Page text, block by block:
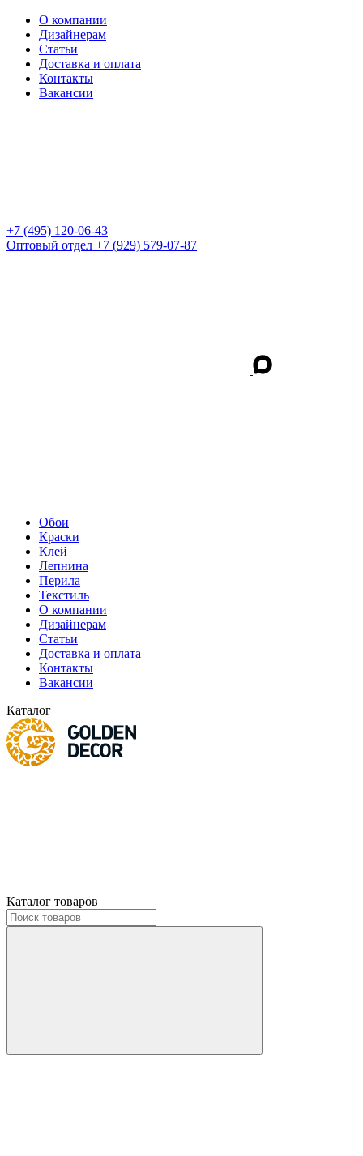
О компании
Дизайнерам
Статьи
Доставка и оплата
Контакты
Вакансии
+7 (495) 120-06-43
Оптовый отдел +7 (929) 579-07-87
Обои
Краски
Клей
Лепнина
Перила
Текстиль
О компании
Дизайнерам
Статьи
Доставка и оплата
Контакты
Вакансии
Каталог
Каталог товаров